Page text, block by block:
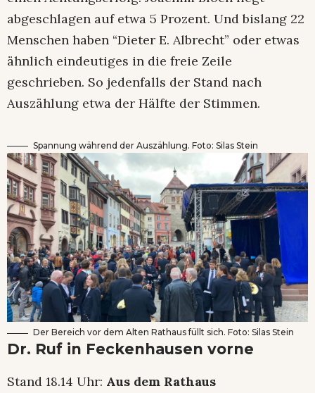
abgeschlagen auf etwa 5 Prozent. Und bislang 22
Menschen haben “Dieter E. Albrecht” oder etwas
ähnlich eindeutiges in die freie Zeile
geschrieben. So jedenfalls der Stand nach
Auszählung etwa der Hälfte der Stimmen.
Spannung während der Auszählung. Foto: Silas Stein
Der Bereich vor dem Alten Rathaus füllt sich. Foto: Silas Stein
Dr. Ruf in Feckenhausen vorne
Stand 18.14 Uhr: Aus dem Rathaus